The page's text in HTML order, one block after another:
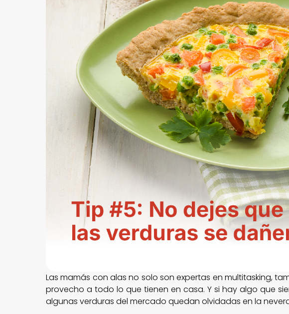
Las mamás con alas no solo son expertas en multitasking,
provecho a todo lo que tienen en casa. Y si hay algo que
algunas verduras del mercado quedan olvidadas en la